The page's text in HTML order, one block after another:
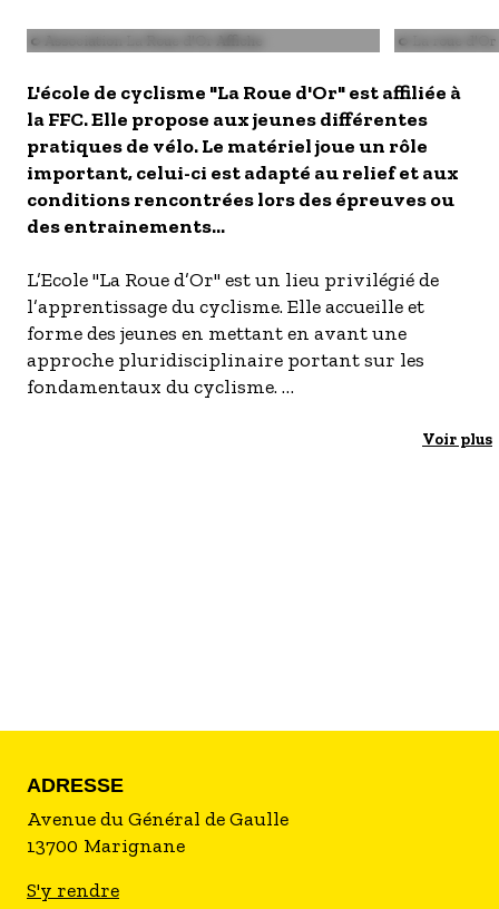
S'inscrire à nos newsletters
Image
© Association La Roue d'Or Affiche Image
© La roue d'Or
L'école de cyclisme "La Roue d'Or" est affiliée à
la FFC. Elle propose aux jeunes différentes
pratiques de vélo. Le matériel joue un rôle
important, celui-ci est adapté au relief et aux
conditions rencontrées lors des épreuves ou
des entrainements...
L’Ecole "La Roue d’Or" est un lieu privilégié de
l’apprentissage du cyclisme. Elle accueille et
forme des jeunes en mettant en avant une
approche pluridisciplinaire portant sur les
fondamentaux du cyclisme.
Inscription à compétitions pour enfants sur
Voir plus
ADRESSE
Avenue du Général de Gaulle
13700 Marignane
S'y rendre